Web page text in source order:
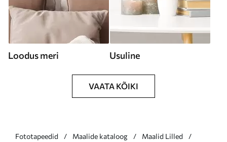
Loodus meri Usuline
VAATA KÕIKI
Fototapeedid Maalide kataloog
Maalid Lilled